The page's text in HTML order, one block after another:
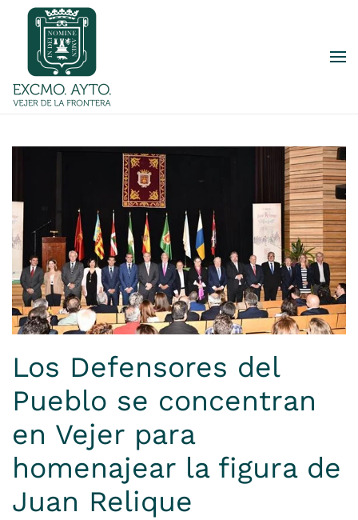
Skip to main content
Los Defensores del
Pueblo se concentran
en Vejer para
homenajear la figura de
Juan Relique